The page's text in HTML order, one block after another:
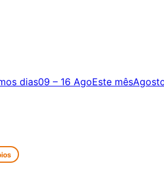
dias09 – 16 AgoEste mês